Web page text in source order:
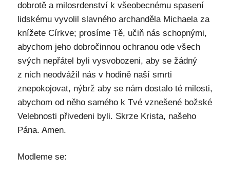
dobrotě a milosrdenství k všeobecnému spasení
lidskému vyvolil slavného archanděla Michaela za
knížete Církve; prosíme Tě, učiň nás schopnými,
abychom jeho dobročinnou ochranou ode všech
svých nepřátel byli vysvobozeni, aby se žádný
z nich neodvážil nás v hodině naší smrti
znepokojovat, nýbrž aby se nám dostalo té milosti,
abychom od něho samého k Tvé vznešené božské
Velebnosti přivedeni byli. Skrze Krista, našeho
Pána. Amen.
Modleme se: